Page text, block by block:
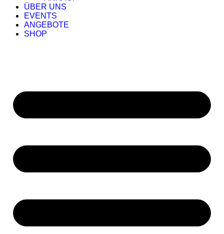
ÜBER UNS
EVENTS
ANGEBOTE
SHOP